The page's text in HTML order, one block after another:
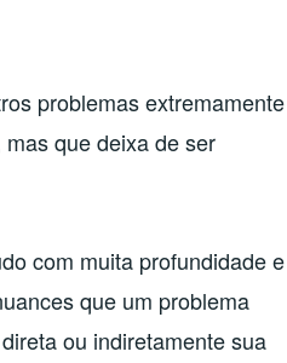
problemas extremamente
que deixa de ser
com muita profundidade e
que um problema
ou indiretamente sua